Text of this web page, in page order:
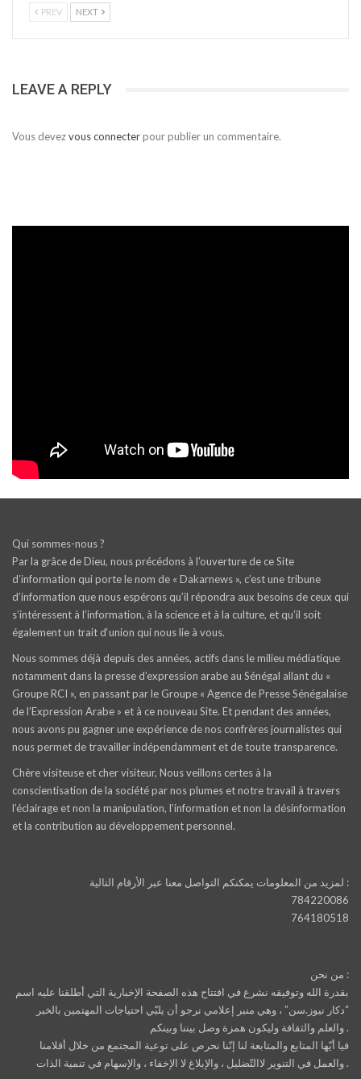
PREV NEXT
LEAVE A REPLY
Vous devezvous connecterpour publier un commentaire.
Qui sommes-nous ?
Par la grâce de Dieu, nous précédons à l’ouverture de ce Site
d’information qui porte le nom de « Dakarnews », c’est une tribune
d’information que nous espérons qu’il répondra aux besoins de ceux qui
s’intéressent à l’information, à la science et à la culture, et qu’il soit
également un trait d‘union qui nous lie à vous.
Nous sommes déjà depuis des années, actifs dans le milieu médiatique
notamment dans la presse d’expression arabe au Sénégal allant du «
Groupe RCI », en passant par le Groupe « Agence de Presse Sénégalaise
de l’Expression Arabe » et à ce nouveau Site. Et pendant des années,
nous avons pu gagner une expérience de nos confrères journalistes qui
nous permet de travailler indépendamment et de toute transparence.
Chère visiteuse et cher visiteur, Nous veillons certes à la
conscientisation de la société par nos plumes et notre travail à travers
l’éclairage et non la manipulation, l’information et non la désinformation
et la contribution au développement personnel.
لمزيد من المعلومات يمكنكم التواصل معنا عبر الأرقام التالية :
784220086
764180518
من نحن :
بقدرة الله وتوفيقه نشرع في افتتاح هذه الصفحة الإخبارية التي أطلقنا عليه اسم
“دكار نيوز.سن” ، وهي منبر إعلامي نرجو أن يلبّي احتياجات المهتمين بالخبر
والعلم والثقافة وليكون همزة وصل بيننا وبينكم .
فيا أيّها المتابع والمتابعة لنا إنّنا نحرص على توعية المجتمع من خلال أقلامنا
والعمل في التنوير لاالتّضليل ، والإبلاغ لا الإخفاء ، والإسهام في تنمية الذات .